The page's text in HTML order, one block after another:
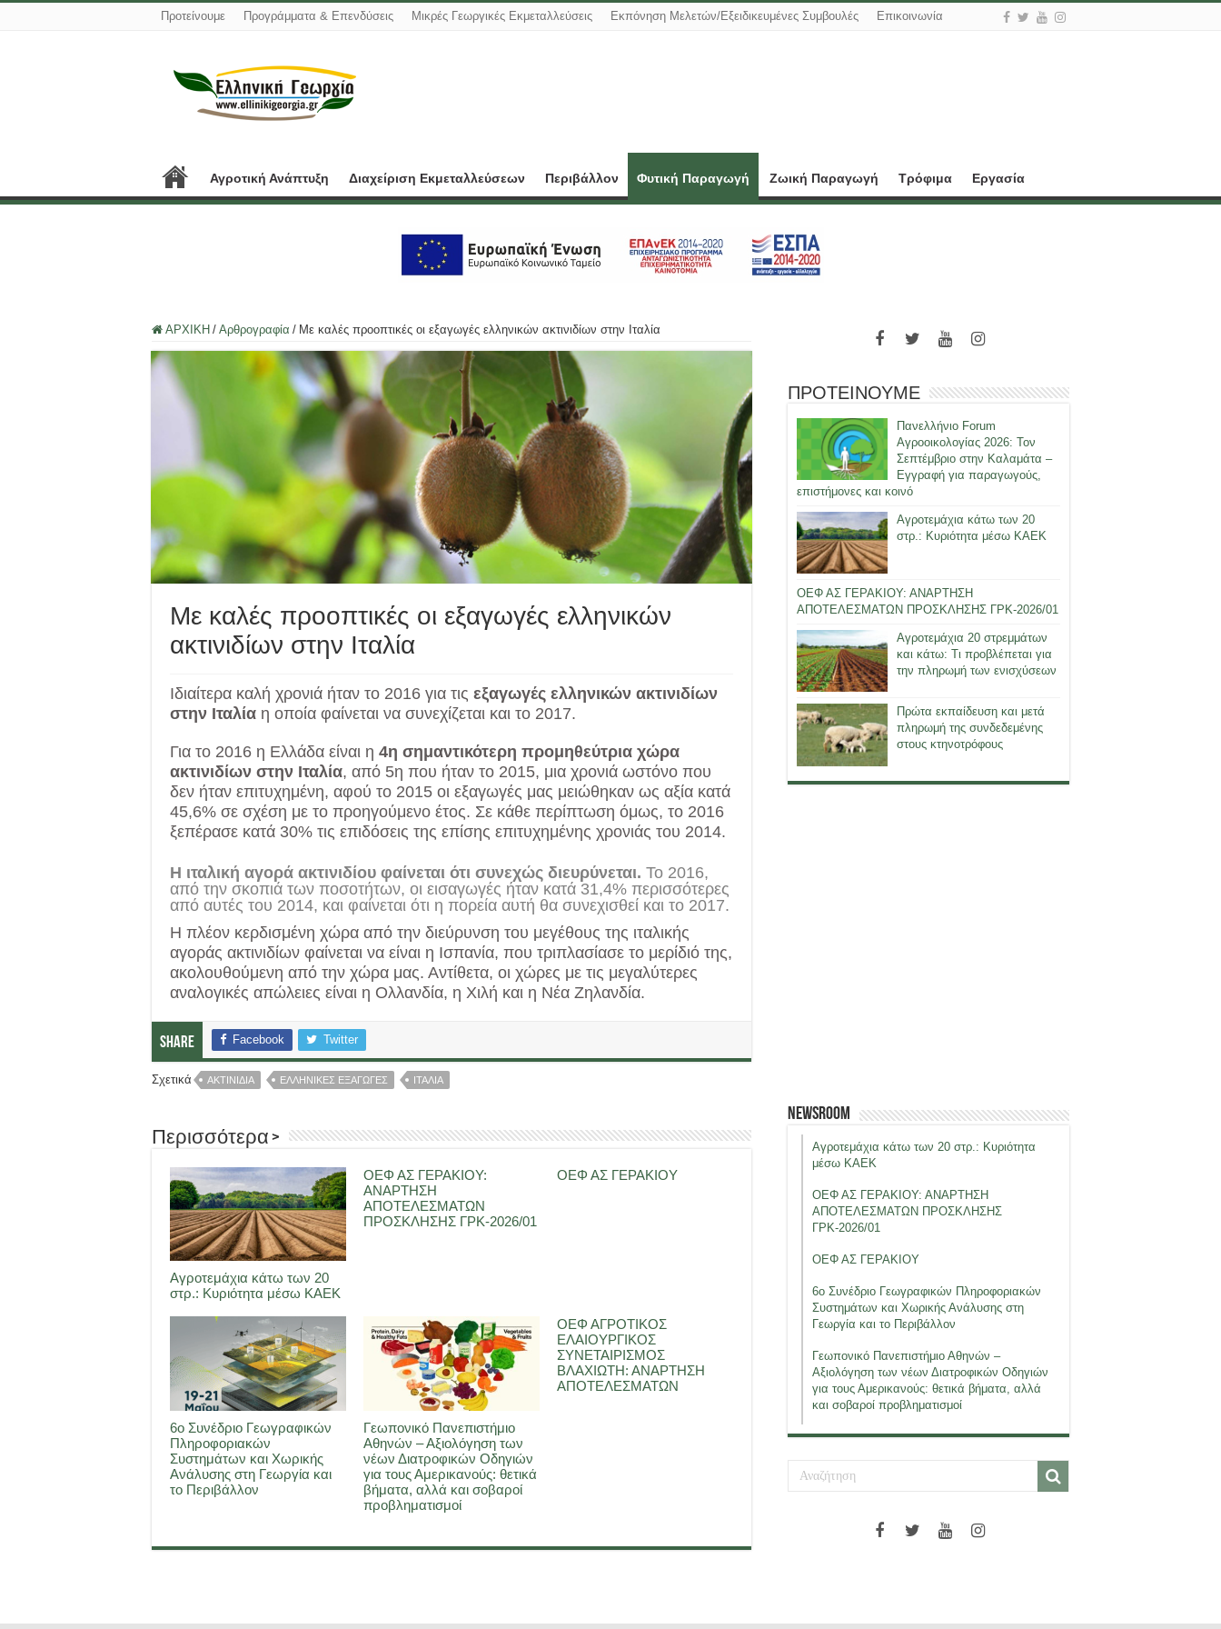
Προτείνουμε Προγράμματα & Επενδύσεις Μικρές Γεωργικές Εκμεταλλεύσεις Εκπόνηση Μελετών/Εξειδικευμένες Συμβουλές Επικοινωνία
Αγροτική Ανάπτυξη Διαχείριση Εκμεταλλεύσεων Περιβάλλον Φυτική Παραγωγή Ζωική Παραγωγή Τρόφιμα Εργασία
ΑΡΧΙΚΗ / Αρθρογραφία / Με καλές προοπτικές οι εξαγωγές ελληνικών ακτινιδίων στην Ιταλία
Με καλές προοπτικές οι εξαγωγές ελληνικών
ακτινιδίων στην Ιταλία
Ιδιαίτερα καλή χρονιά ήταν το 2016 για τις εξαγωγές ελληνικών ακτινιδίων
στην Ιταλία η οποία φαίνεται να συνεχίζεται και το 2017.
Για το 2016 η Ελλάδα είναι η 4η σημαντικότερη προμηθεύτρια χώρα
ακτινιδίων στην Ιταλία, από 5η που ήταν το 2015, μια χρονιά ωστόνο που
δεν ήταν επιτυχημένη, αφού το 2015 οι εξαγωγές μας μειώθηκαν ως αξία κατά
45,6% σε σχέση με το προηγούμενο έτος. Σε κάθε περίπτωση όμως, το 2016
ξεπέρασε κατά 30% τις επιδόσεις της επίσης επιτυχημένης χρονιάς του 2014.
Η ιταλική αγορά ακτινιδίου φαίνεται ότι συνεχώς διευρύνεται. Το 2016,
από την σκοπιά των ποσοτήτων, οι εισαγωγές ήταν κατά 31,4% περισσότερες
από αυτές του 2014, και φαίνεται ότι η πορεία αυτή θα συνεχισθεί και το 2017.
Η πλέον κερδισμένη χώρα από την διεύρυνση του μεγέθους της ιταλικής
αγοράς ακτινιδίων φαίνεται να είναι η Ισπανία, που τριπλασίασε το μερίδιό της,
ακολουθούμενη από την χώρα μας. Αντίθετα, οι χώρες με τις μεγαλύτερες
αναλογικές απώλειες είναι η Ολλανδία, η Χιλή και η Νέα Ζηλανδία.
Share Facebook Twitter
Σχετικά ΑΚΤΙΝΙΔΙΑ ΕΛΛΗΝΙΚΕΣ ΕΞΑΓΩΓΕΣ ΙΤΑΛΙΑ
Περισσότερα >
Αγροτεμάχια κάτω των 20
στρ.: Κυριότητα μέσω ΚΑΕΚ
ΟΕΦ ΑΣ ΓΕΡΑΚΙΟΥ:
ΑΝΑΡΤΗΣΗ
ΑΠΟΤΕΛΕΣΜΑΤΩΝ
ΠΡΟΣΚΛΗΣΗΣ ΓΡΚ-2026/01
ΟΕΦ ΑΣ ΓΕΡΑΚΙΟΥ
6ο Συνέδριο Γεωγραφικών
Πληροφοριακών
Συστημάτων και Χωρικής
Ανάλυσης στη Γεωργία και
το Περιβάλλον
Γεωπονικό Πανεπιστήμιο
Αθηνών – Αξιολόγηση των
νέων Διατροφικών Οδηγιών
για τους Αμερικανούς: θετικά
βήματα, αλλά και σοβαροί
προβληματισμοί
ΟΕΦ ΑΓΡΟΤΙΚΟΣ
ΕΛΑΙΟΥΡΓΙΚΟΣ
ΣΥΝΕΤΑΙΡΙΣΜΟΣ
ΒΛΑΧΙΩΤΗ: ΑΝΑΡΤΗΣΗ
ΑΠΟΤΕΛΕΣΜΑΤΩΝ
ΠΡΟΤΕΙΝΟΥΜΕ
Πανελλήνιο Forum
Αγροοικολογίας 2026: Τον
Σεπτέμβριο στην Καλαμάτα –
Εγγραφή για παραγωγούς,
επιστήμονες και κοινό
Αγροτεμάχια κάτω των 20
στρ.: Κυριότητα μέσω ΚΑΕΚ
ΟΕΦ ΑΣ ΓΕΡΑΚΙΟΥ: ΑΝΑΡΤΗΣΗ
ΑΠΟΤΕΛΕΣΜΑΤΩΝ ΠΡΟΣΚΛΗΣΗΣ ΓΡΚ-2026/01
Αγροτεμάχια 20 στρεμμάτων
και κάτω: Τι προβλέπεται για
την πληρωμή των ενισχύσεων
Πρώτα εκπαίδευση και μετά
πληρωμή της συνδεδεμένης
στους κτηνοτρόφους
Newsroom
Αγροτεμάχια κάτω των 20 στρ.: Κυριότητα
μέσω ΚΑΕΚ
ΟΕΦ ΑΣ ΓΕΡΑΚΙΟΥ: ΑΝΑΡΤΗΣΗ
ΑΠΟΤΕΛΕΣΜΑΤΩΝ ΠΡΟΣΚΛΗΣΗΣ
ΓΡΚ-2026/01
ΟΕΦ ΑΣ ΓΕΡΑΚΙΟΥ
6ο Συνέδριο Γεωγραφικών Πληροφοριακών
Συστημάτων και Χωρικής Ανάλυσης στη
Γεωργία και το Περιβάλλον
Γεωπονικό Πανεπιστήμιο Αθηνών –
Αξιολόγηση των νέων Διατροφικών Οδηγιών
για τους Αμερικανούς: θετικά βήματα, αλλά
και σοβαροί προβληματισμοί